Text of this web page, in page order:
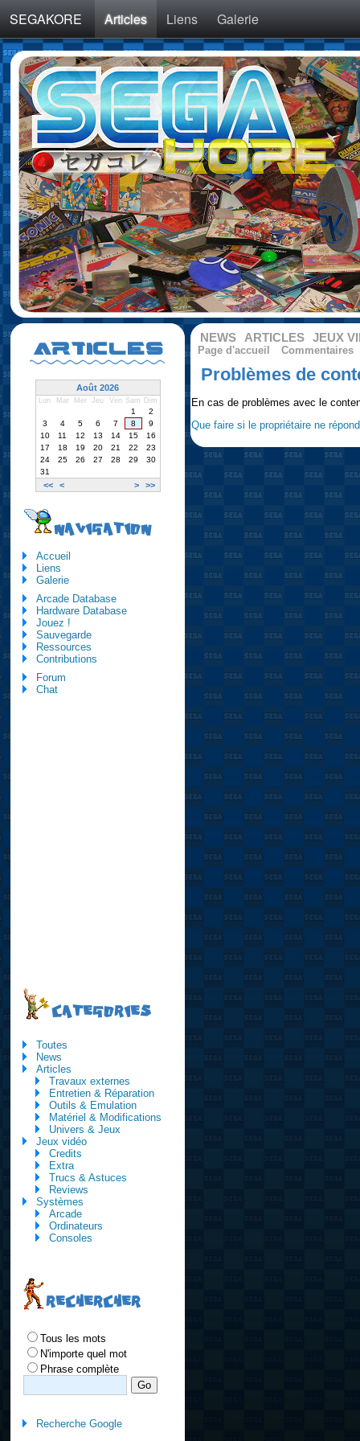
SEGAKORE Articles Liens Galerie
NEWS ARTICLES JEUX
Page d'accueil Commentaires
Problèmes de
En cas de problèmes avec le
Que faire si le propriétaire ne
ARTICLES
Août 2026
Lun Mar Mer Jeu Ven Sam Dim
<< < > >>
1
2
3
4 5 6 7 8
9
10
11 12 13 14 15
16
17
18 19 20 21 22
23
24
25 26 27 28 29
30
31
NAVIGATION
Accueil
Liens
Galerie
Arcade Database
Hardware Database
Jouez !
Sauvegarde
Ressources
Contributions
Forum
Chat
CATEGORIES
Toutes
News
Articles
Travaux externes
Entretien & Réparation
Outils & Emulation
Matériel & Modifications
Univers & Jeux
Jeux vidéo
Credits
Extra
Trucs & Astuces
Reviews
Systèmes
Arcade
Ordinateurs
Consoles
RECHERCHER
Tous les mots
N'importe quel mot
Phrase complète
Recherche Google